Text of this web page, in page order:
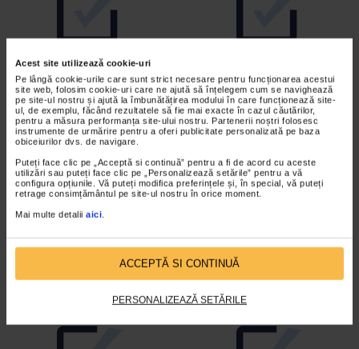
Acest site utilizează cookie-uri
Pe lângă cookie-urile care sunt strict necesare pentru funcționarea acestui
site web, folosim cookie-uri care ne ajută să înțelegem cum se navighează
pe site-ul nostru și ajută la îmbunătățirea modului în care funcționează site-
ul, de exemplu, făcând rezultatele să fie mai exacte în cazul căutărilor,
pentru a măsura performanța site-ului nostru. Partenerii noștri folosesc
instrumente de urmărire pentru a oferi publicitate personalizată pe baza
obiceiurilor dvs. de navigare.
Puteți face clic pe „Acceptă si continuă” pentru a fi de acord cu aceste
utilizări sau puteți face clic pe „Personalizează setările” pentru a vă
configura opțiunile. Vă puteți modifica preferințele și, în special, vă puteți
retrage consimțământul pe site-ul nostru în orice moment.
Mai multe detalii aici.
ACCEPTĂ SI CONTINUĂ
PERSONALIZEAZĂ SETĂRILE
NON-
COMEDOGENIC
TESTAT CLINIC ȘI
OFTALMOLOGIC
NICHEL, COBAL,
CROM, PALADIU ȘI